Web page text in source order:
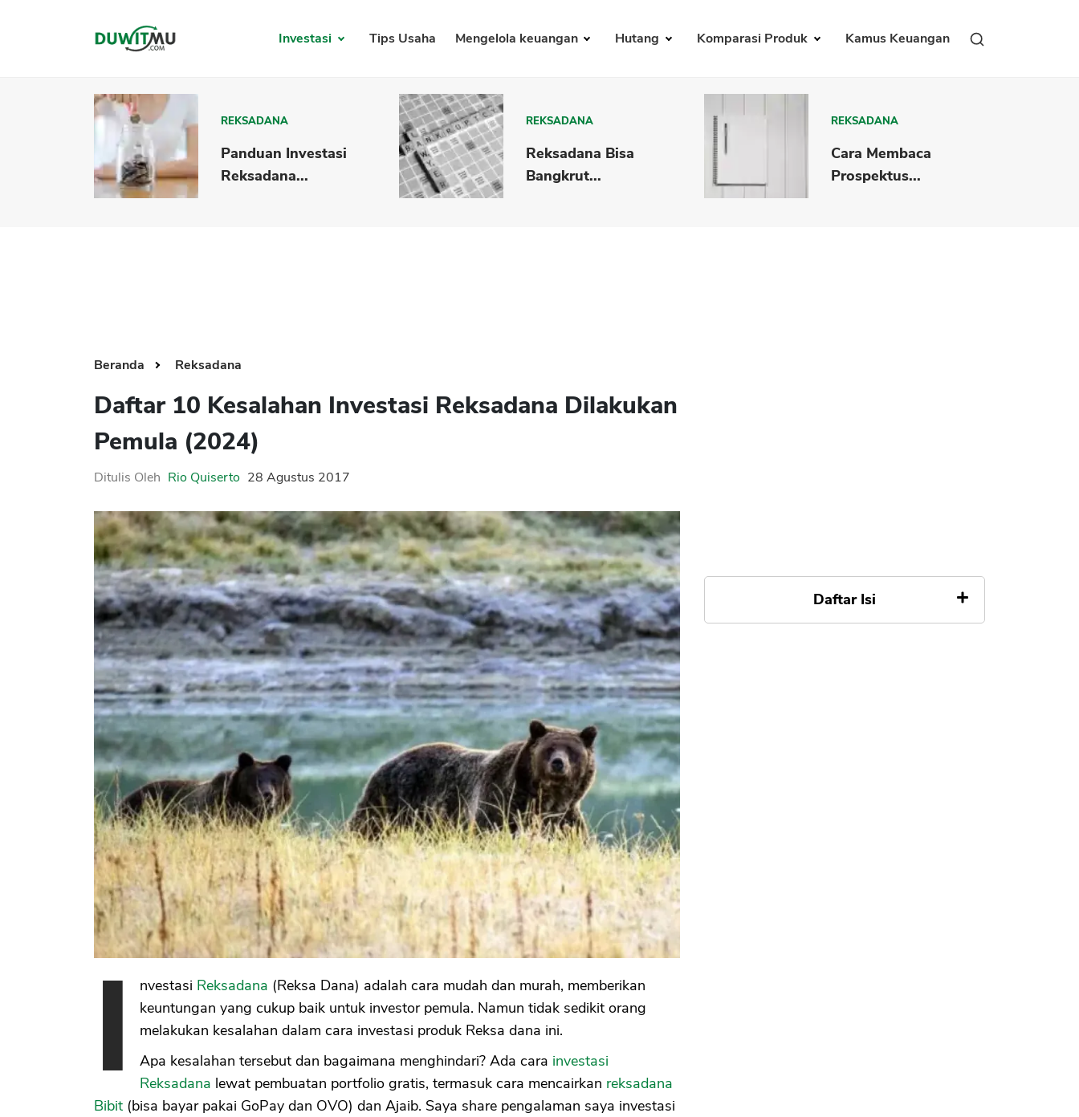
Investasi Tips Usaha Mengelola keuangan Hutang Komparasi Produk Kamus Keuangan
REKSADANA
Panduan Investasi
Reksadana...
REKSADANA
Reksadana Bisa
Bangkrut...
REKSADANA
Cara Membaca
Prospektus...
Beranda Reksadana
Daftar 10 Kesalahan Investasi Reksadana Dilakukan
Pemula (2024)
Ditulis Oleh Rio Quiserto 28 Agustus 2017
I nvestasi Reksadana (Reksa Dana) adalah cara mudah dan murah, memberikan
keuntungan yang cukup baik untuk investor pemula. Namun tidak sedikit orang
melakukan kesalahan dalam cara investasi produk Reksa dana ini.
Apa kesalahan tersebut dan bagaimana menghindari? Ada cara investasi
Reksadana lewat pembuatan portfolio gratis, termasuk cara mencairkan reksadana
Bibit (bisa bayar pakai GoPay dan OVO) dan Ajaib. Saya share pengalaman saya investasi
Daftar Isi